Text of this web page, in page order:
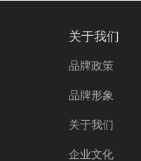
关于我们
品牌政策
品牌形象
关于我们
企业文化